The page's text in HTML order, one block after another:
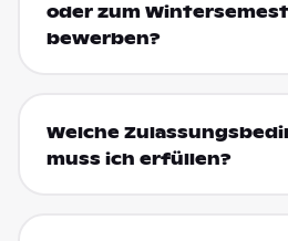
oder zum
bewerben?
Welche
muss ich erfüllen?